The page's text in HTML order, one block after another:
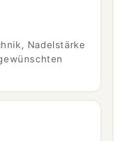
Nadelstärke